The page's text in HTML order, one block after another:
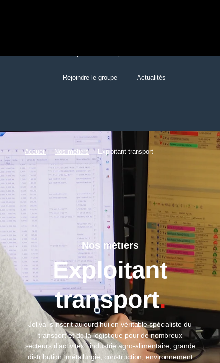
Rejoindre le groupe Actualités
Accueil Nos métiers Exploitant transport
Nos métiers
Exploitant
transport.
Jolival s’inscrit aujourd’hui en véritable spécialiste du
transport et de la logistique pour de nombreux
secteurs d’activités : industrie agro-alimentaire, grande
distribution, métallurgie, construction, environnement